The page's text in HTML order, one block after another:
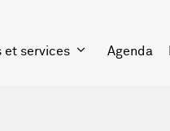
et services Agenda